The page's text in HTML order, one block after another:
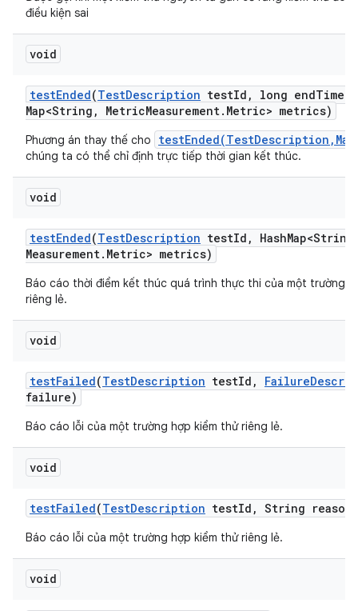
điều kiện sai
void
testEnded(TestDescription testId , long endTime
Map<String , MetricMeasurement. Metric> metrics)
Phương án thay thế cho
chúng ta có thể chỉ định trực tiếp thời gian kết thúc.
void
testEnded(TestDescription testId , HashMap<String
Measurement. Metric> metrics)
Báo cáo thời điểm kết thúc quá trình thực thi của một trường
riêng lẻ.
void
testFailed(TestDescription testId , Failure
failure)
Báo cáo lỗi của một trường hợp kiểm thử riêng lẻ.
void
testFailed(TestDescription testId , String reason)
Báo cáo lỗi của một trường hợp kiểm thử riêng lẻ.
void